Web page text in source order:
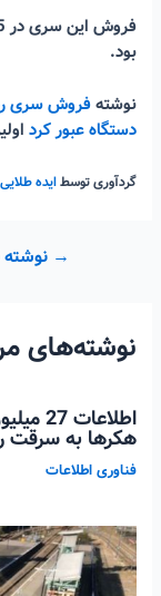
بود.
نوشته
دستگاه عبور کرد
گردآوری توسطایده طلایی
راهبری
→
نوشته‌های
هکرها به
فناوری اطلاعات